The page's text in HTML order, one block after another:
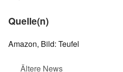
Quelle(n)
Amazon, Bild: Teufel
Ältere News